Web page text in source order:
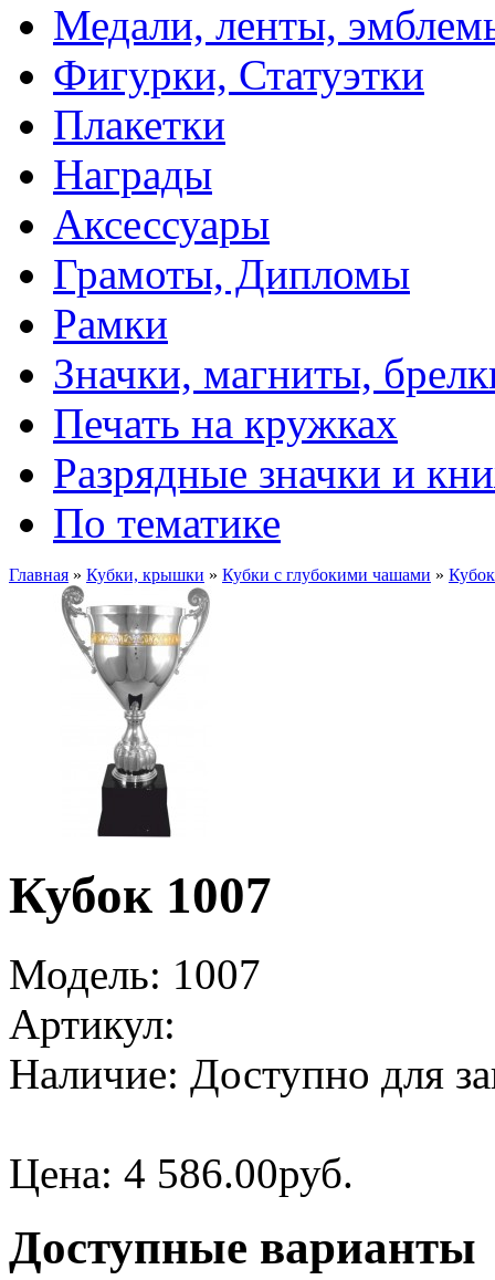
Медали, ленты,
Фигурки, Статуэтки
Плакетки
Награды
Аксессуары
Грамоты, Дипломы
Рамки
Значки, магниты,
Печать на кружках
Разрядные значки и
По тематике
Главная » Кубки, крышки » Кубки с глубокими чашами »
Кубок 1007
Модель: 1007
Артикул:
Наличие: Доступно для
Цена: 4 586.00руб.
Доступные варианты